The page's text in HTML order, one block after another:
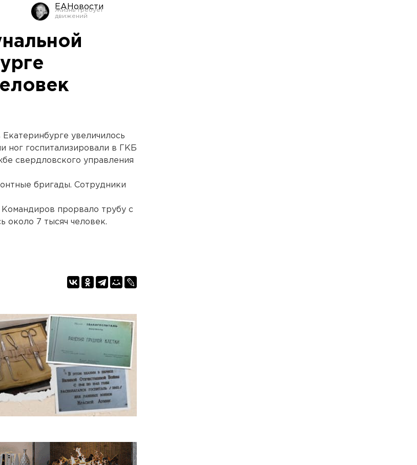
ЕАНовости
увеличилось
ног госпитализировали в ГКБ
свердловского управления
бригады. Сотрудники
прорвало трубу с
около 7 тысяч человек.